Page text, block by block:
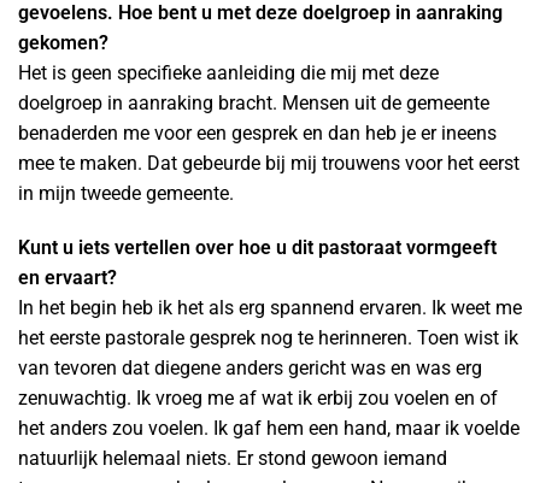
gevoelens. Hoe bent u met deze doelgroep in aanraking
gekomen?
Het is geen specifieke aanleiding die mij met deze
doelgroep in aanraking bracht. Mensen uit de gemeente
benaderden me voor een gesprek en dan heb je er ineens
mee te maken. Dat gebeurde bij mij trouwens voor het eerst
in mijn tweede gemeente.
Kunt u iets vertellen over hoe u dit pastoraat vormgeeft
en ervaart?
In het begin heb ik het als erg spannend ervaren. Ik weet me
het eerste pastorale gesprek nog te herinneren. Toen wist ik
van tevoren dat diegene anders gericht was en was erg
zenuwachtig. Ik vroeg me af wat ik erbij zou voelen en of
het anders zou voelen. Ik gaf hem een hand, maar ik voelde
natuurlijk helemaal niets. Er stond gewoon iemand